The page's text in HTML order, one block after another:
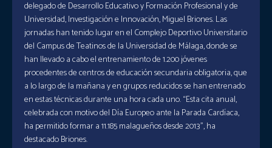
delegado de Desarrollo Educativo y Formación Profesional y de
Universidad, Investigación e Innovación, Miguel Briones. Las
jornadas han tenido lugar en el Complejo Deportivo Universitario
del Campus de Teatinos de la Universidad de Málaga, donde se
han llevado a cabo el entrenamiento de 1.200 jóvenes
procedentes de centros de educación secundaria obligatoria, que
a lo largo de la mañana y en grupos reducidos se han entrenado
en estas técnicas durante una hora cada uno. “Esta cita anual,
celebrada con motivo del Día Europeo ante la Parada Cardíaca,
ha permitido formar a 11.185 malagueños desde 2013”, ha
destacado Briones.